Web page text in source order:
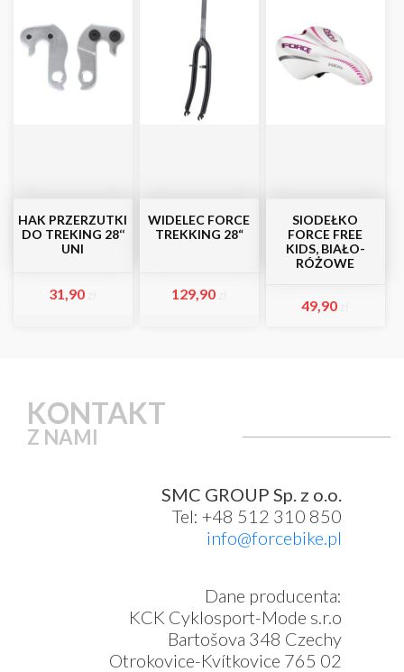
HAK PRZERZUTKI
DO TREKING 28‘‘
UNI
31,90
WIDELEC FORCE
TREKKING 28“
129,90
SIODEŁKO
FORCE FREE
KIDS, BIAŁO-
RÓŻOWE
49,90
KONTAKT
Z NAMI
SMC GROUP Sp. z o.o.
Tel: +48 512 310 850
info@forcebike.pl
Dane producenta:
KCK Cyklosport-Mode s.r.o
Bartošova 348 Czechy
Otrokovice-Kvítkovice 765 02